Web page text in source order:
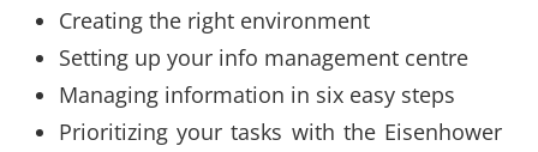
Creating the right environment
Setting up your info management centre
Managing information in six easy steps
Prioritizing your tasks with the Eisenhower